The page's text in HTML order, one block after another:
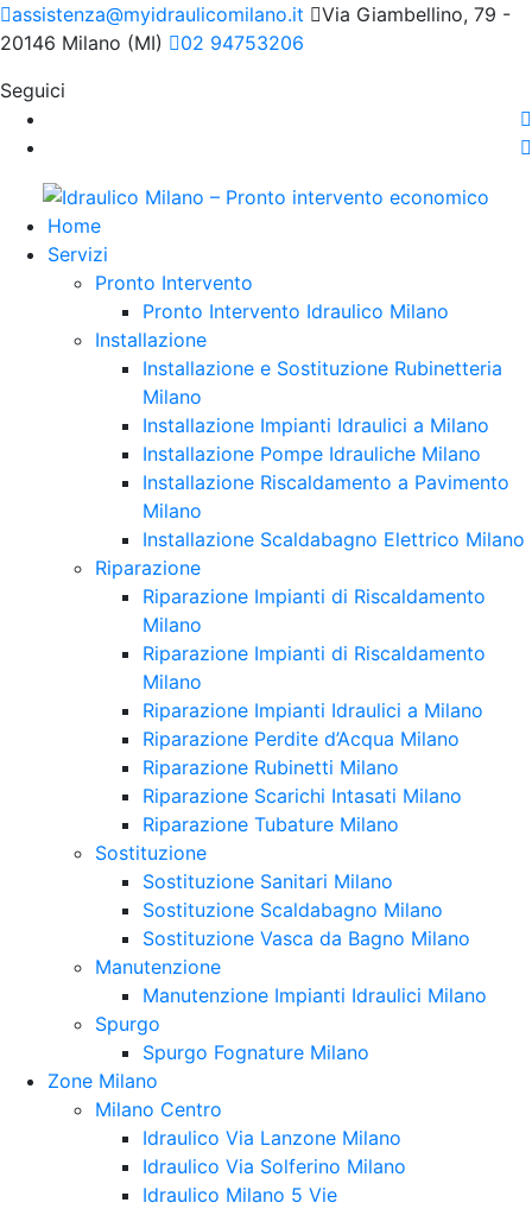
assistenza@myidraulicomilano.it
Via Giambellino, 79 -
20146 Milano (MI)
02 94753206
Seguici
Home
Servizi
Pronto Intervento
Pronto Intervento Idraulico Milano
Installazione
Installazione e Sostituzione Rubinetteria
Milano
Installazione Impianti Idraulici a Milano
Installazione Pompe Idrauliche Milano
Installazione Riscaldamento a Pavimento
Milano
Installazione Scaldabagno Elettrico Milano
Riparazione
Riparazione Impianti di Riscaldamento
Milano
Riparazione Impianti di Riscaldamento
Milano
Riparazione Impianti Idraulici a Milano
Riparazione Perdite d’Acqua Milano
Riparazione Rubinetti Milano
Riparazione Scarichi Intasati Milano
Riparazione Tubature Milano
Sostituzione
Sostituzione Sanitari Milano
Sostituzione Scaldabagno Milano
Sostituzione Vasca da Bagno Milano
Manutenzione
Manutenzione Impianti Idraulici Milano
Spurgo
Spurgo Fognature Milano
Zone Milano
Milano Centro
Idraulico Via Lanzone Milano
Idraulico Via Solferino Milano
Idraulico Milano 5 Vie